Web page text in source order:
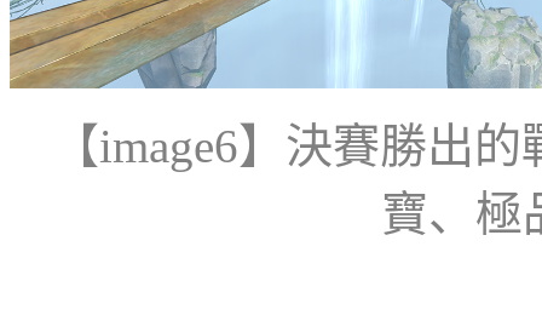
【image6】決賽勝出的
寶、極